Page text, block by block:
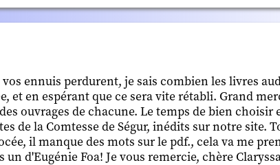
ennuis perdurent, je sais combien les livres
et en espérant que ce sera vite rétabli. Grand
ouvrages de chacune. Le temps de bien choisir
de la Comtesse de Ségur, inédits sur notre site.
il manque des mots sur le pdf., cela va me
d'Eugénie Foa! Je vous remercie, chère